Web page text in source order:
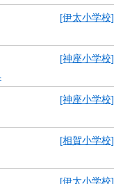
[伊太小学校]
[神座小学校]
[神座小学校]
[相賀小学校]
[伊太小学校]